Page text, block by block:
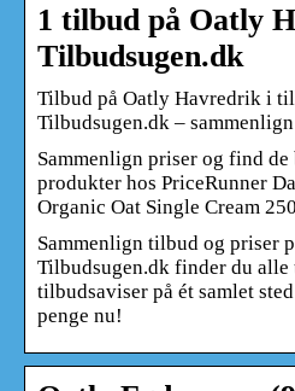
1 tilbud på Oatly
Tilbudsugen.dk
Tilbud på Oatly Havredrik i
Tilbudsugen.dk –
Sammenlign priser og find
produkter hos PriceRunner
Organic Oat Single Cream
Sammenlign tilbud og priser
Tilbudsugen.dk finder du
tilbudsaviser på ét samlet
penge nu!